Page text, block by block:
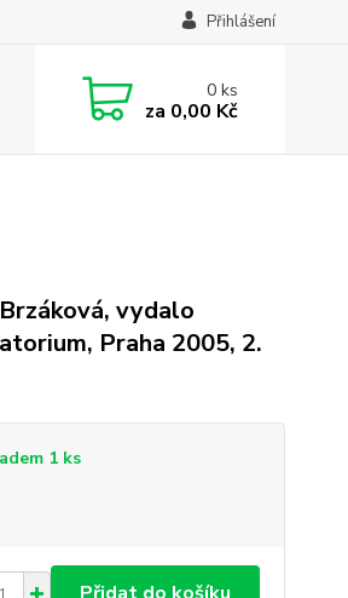
Přihlášení
0ks
za 0,00 Kč
vydalo
Praha 2005, 2.
1 ks